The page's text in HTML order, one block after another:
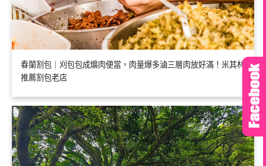
春蘭割包｜刈包包成爌肉便當，肉量爆多滷三層肉放好滿！米其林
推薦割包老店